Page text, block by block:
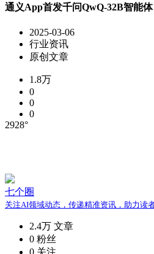
通义App首发千问QwQ-32B智能
2025-03-06
行业资讯
原创文章
1.8万
0
0
0
2928°
七个圈
关注AI领域动态，传递精准资讯，助力读
2.4万 文章
0 粉丝